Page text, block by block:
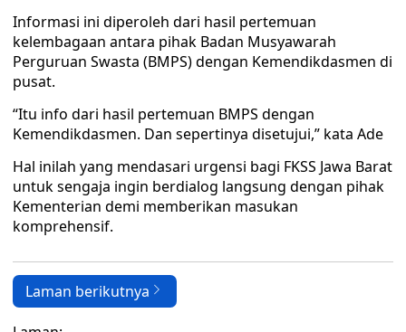
Informasi ini diperoleh dari hasil pertemuan
kelembagaan antara pihak Badan Musyawarah
Perguruan Swasta (BMPS) dengan Kemendikdasmen di
pusat.
“Itu info dari hasil pertemuan BMPS dengan
Kemendikdasmen. Dan sepertinya disetujui,” kata Ade
Hal inilah yang mendasari urgensi bagi FKSS Jawa Barat
untuk sengaja ingin berdialog langsung dengan pihak
Kementerian demi memberikan masukan
komprehensif.
Laman berikutnya